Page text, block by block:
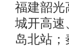
福建韶光
城开高速
岛北站